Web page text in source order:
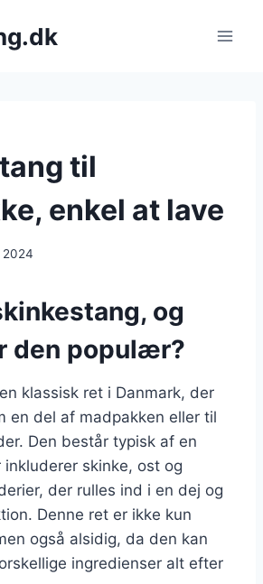
til
enkel at lave
2024
og
den populær?
klassisk ret i Danmark, der
en del af madpakken eller til
Den består typisk af en
skinke, ost og
der rulles ind i en dej og
Denne ret er ikke kun
også alsidig, da den kan
ingredienser alt efter